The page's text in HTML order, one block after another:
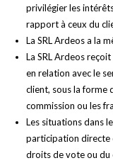
privilégier les
rapport à ceux du
La SRL Ardeos a la
La SRL Ardeos
en relation avec le
client, sous la forme
commission ou les
Les situations dans
participation directe
droits de vote ou du